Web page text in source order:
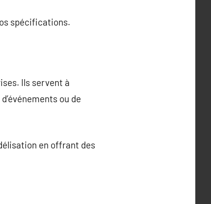
spécifications.
Ils servent à
ou de
en offrant des